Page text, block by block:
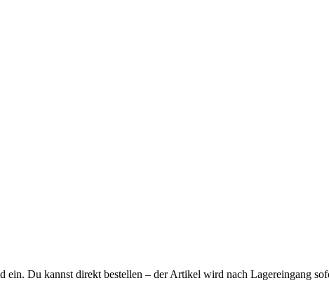
Du kannst direkt bestellen – der Artikel wird nach Lagereingang